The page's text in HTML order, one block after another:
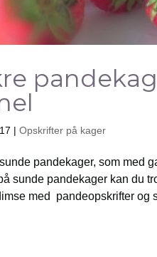
| Opskrifter på kager
pandekager, som med
sunde pandekager kan du
med pandeopskrifter og